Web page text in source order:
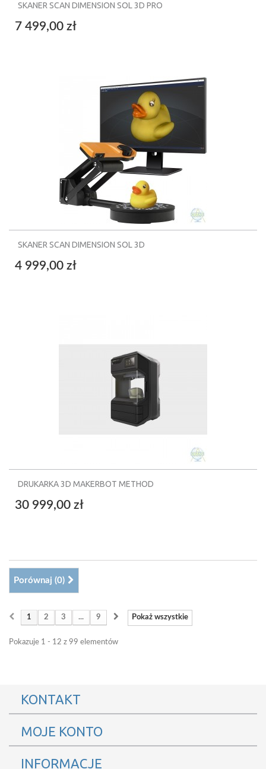
SKANER SCAN DIMENSION SOL 3D PRO
7 499,00 zł
SKANER SCAN DIMENSION SOL 3D
4 999,00 zł
DRUKARKA 3D MAKERBOT METHOD
30 999,00 zł
Porównaj (0)
Pokaż wszystkie
1 2 3 ... 9
Pokazuje 1 - 12 z 99 elementów
KONTAKT
MOJE KONTO
INFORMACJE